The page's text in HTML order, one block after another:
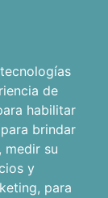
de
habilitar
para brindar
, medir su
y
, para